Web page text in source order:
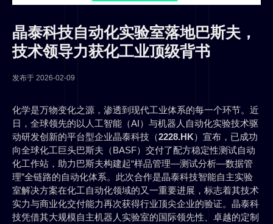
晶泰科技自动化实验室落地巴斯夫，
技术领导力获化工业顶级背书
发布于 2026-02-09
化学是万物变化之源，渗透到现代工业体系的每一个环节。近
日，全球领先的以人工智能（AI）与机器人自动化实验技术驱
动研发创新的平台型企业晶泰科技（2228.HK）宣布，已成功
向全球化工巨头巴斯夫（BASF）交付了配方稳定性测试自动
化工作站，助力巴斯夫构建起“样品管理—测试分析—数据管
理”全链路的自动化体系。此次合作是晶泰科技智能自主实验
室解决方案在化工自动化领域的又一重要进展，标志着其技术
实力与商业化交付能力再次获得行业顶尖企业的验证。晶泰科
技凭借其大规模自主机器人实验室的国际领先性、卓越的定制